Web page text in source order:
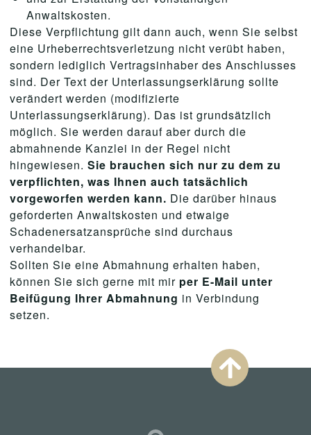
Anwaltskosten.
Diese Verpflichtung gilt dann auch, wenn Sie selbst
eine Urheberrechtsverletzung nicht verübt haben,
sondern lediglich Vertragsinhaber des Anschlusses
sind. Der Text der Unterlassungserklärung sollte
verändert werden (modifizierte
Unterlassungserklärung). Das ist grundsätzlich
möglich. Sie werden darauf aber durch die
abmahnende Kanzlei in der Regel nicht
hingewiesen. Sie brauchen sich nur zu dem zu
verpflichten, was Ihnen auch tatsächlich
vorgeworfen werden kann. Die darüber hinaus
geforderten Anwaltskosten und etwaige
Schadenersatzansprüche sind durchaus
verhandelbar.
Sollten Sie eine Abmahnung erhalten haben,
können Sie sich gerne mit mir per E-Mail unter
Beifügung Ihrer Abmahnung in Verbindung
setzen.